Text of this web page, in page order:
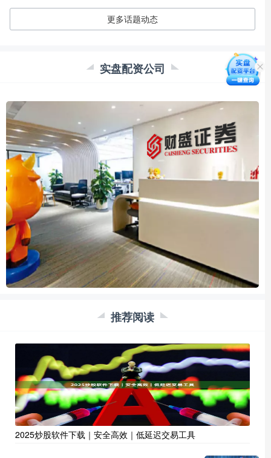
更多话题动态
实盘配资公司
推荐阅读
2025炒股软件下载｜安全高效｜低延迟交易工具